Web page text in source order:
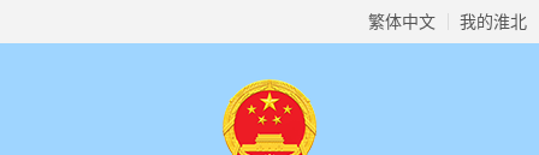
繁体中文 我的淮北